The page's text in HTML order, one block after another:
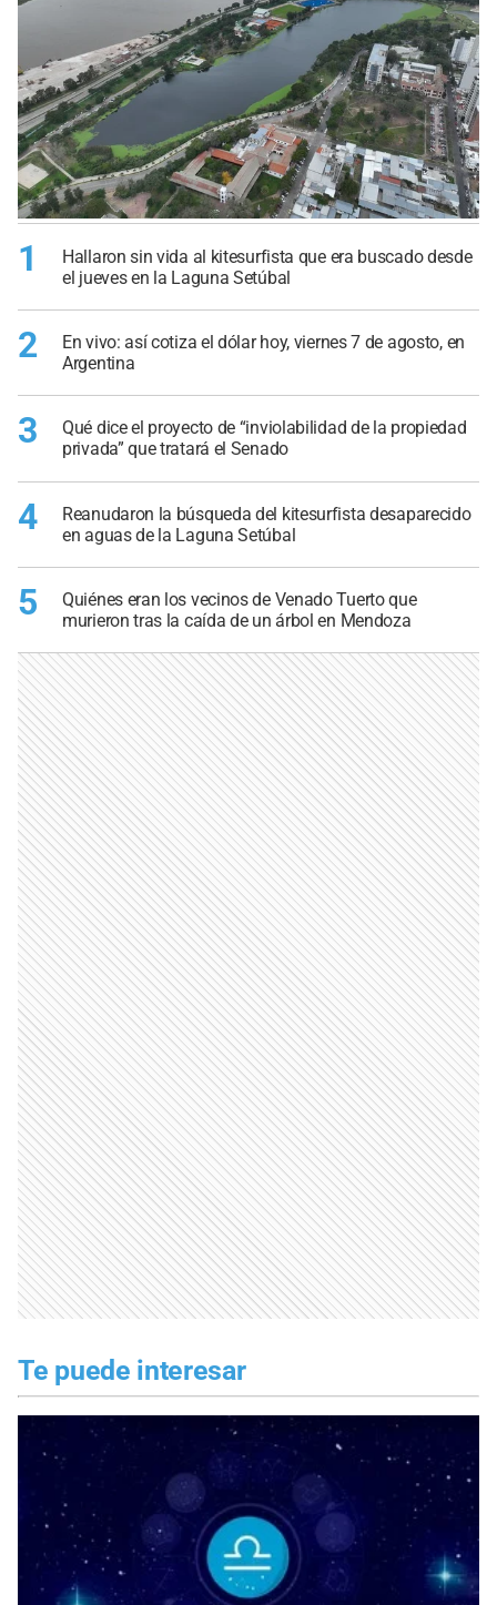
1
Hallaron sin vida al kitesurfista que era buscado desde
el jueves en la Laguna Setúbal
2
En vivo: así cotiza el dólar hoy, viernes 7 de agosto, en
Argentina
3
Qué dice el proyecto de “inviolabilidad de la propiedad
privada” que tratará el Senado
4
Reanudaron la búsqueda del kitesurfista desaparecido
en aguas de la Laguna Setúbal
5
Quiénes eran los vecinos de Venado Tuerto que
murieron tras la caída de un árbol en Mendoza
Te puede interesar